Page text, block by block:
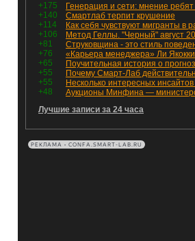
+175
+140
Смартлаб терпит крушение
+114
+106
+81
+76
«Карьера менеджера» Ли Якокки
+65
+55
+55
+48
Лучшие записи за 24 часа
РЕКЛАМА • CONFA.SMART-LAB.RU